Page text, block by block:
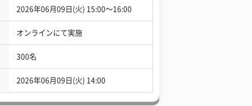
2026年06月09日(火) 15:00〜16:00
オンラインにて実施
300名
2026年06月09日(火) 14:00